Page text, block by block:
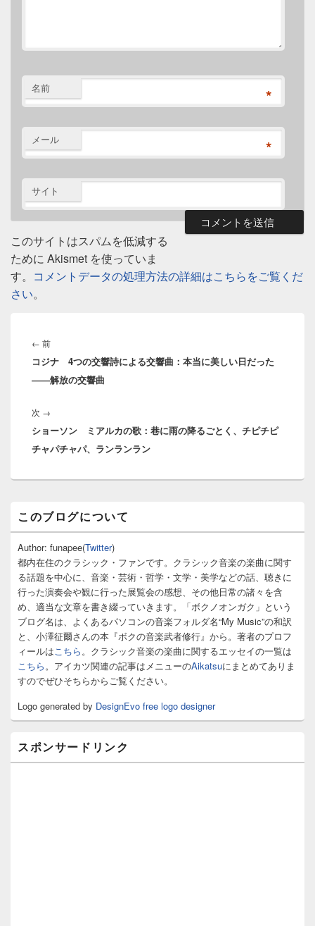
名前 *
メール *
サイト
このサイトはスパムを低減する
ために Akismet を使っていま
す。 コメントデータの処理方法の詳細はこちらをご覧くだ
さい。
稿
ナ
シ
ョ
ン
← 前前
の
投
コジナ 4つの交響詩による交響曲：本当に美しい日だった
――解放の交響曲
次 →
の
投
ショーソン ミアルカの歌：巷に雨の降るごとく、チピチピ
チャパチャパ、ランランラン
ン
サ
イ
バ
ー
ウ
ィ
ト
ア
このブログについて
Author: funapee(Twitter)
都内在住のクラシック・ファンです。クラシック音楽の楽曲に関す
る話題を中心に、音楽・芸術・哲学・文学・美学などの話、聴きに
行った演奏会や観に行った展覧会の感想、その他日常の諸々を含
め、適当な文章を書き綴っていきます。「ボクノオンガク」という
ブログ名は、よくあるパソコンの音楽フォルダ名“My Music”の和訳
と、小澤征爾さんの本『ボクの音楽武者修行』から。著者のプロフ
ィールはこちら。クラシック音楽の楽曲に関するエッセイの一覧は
こちら。アイカツ関連の記事はメニューのAikatsuにまとめてありま
すのでぜひそちらからご覧ください。
Logo generated by DesignEvo free logo designer
スポンサードリンク